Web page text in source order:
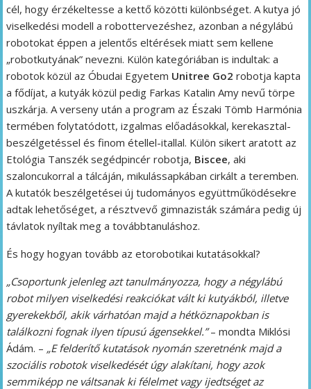
cél, hogy érzékeltesse a kettő közötti különbséget. A kutya jó
viselkedési modell a robottervezéshez, azonban a négylábú
robotokat éppen a jelentős eltérések miatt sem kellene
„robotkutyának” nevezni. Külön kategóriában is indultak: a
robotok közül az Óbudai Egyetem Unitree Go2 robotja kapta
a fődíjat, a kutyák közül pedig Farkas Katalin Amy nevű törpe
uszkárja. A verseny után a program az Északi Tömb Harmónia
termében folytatódott, izgalmas előadásokkal, kerekasztal-
beszélgetéssel és finom étellel-itallal. Külön sikert aratott az
Etológia Tanszék segédpincér robotja, Biscee, aki
szaloncukorral a tálcáján, mikulássapkában cirkált a teremben.
A kutatók beszélgetései új tudományos együttműködésekre
adtak lehetőséget, a résztvevő gimnazisták számára pedig új
távlatok nyíltak meg a továbbtanuláshoz.
És hogy hogyan tovább az etorobotikai kutatásokkal?
„Csoportunk jelenleg azt tanulmányozza, hogy a négylábú
robot milyen viselkedési reakciókat vált ki kutyákból, illetve
gyerekekből, akik várhatóan majd a hétköznapokban is
találkozni fognak ilyen típusú ágensekkel.”– mondta Miklósi
Ádám. – „E felderítő kutatások nyomán szeretnénk majd a
szociális robotok viselkedését úgy alakítani, hogy azok
semmiképp ne váltsanak ki félelmet vagy ijedtséget az